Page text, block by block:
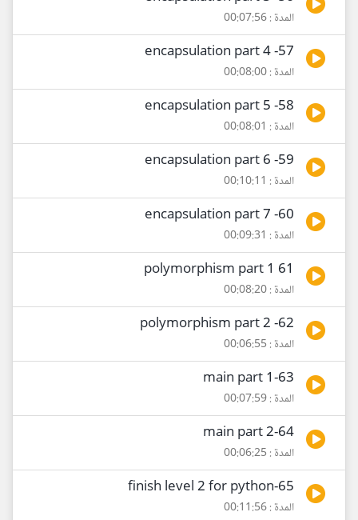
المدة : 00:07:56
57- encapsulation part 4
المدة : 00:08:00
58- encapsulation part 5
المدة : 00:08:01
59- encapsulation part 6
المدة : 00:10:11
60- encapsulation part 7
المدة : 00:09:31
61 polymorphism part 1
المدة : 00:08:20
62- polymorphism part 2
المدة : 00:06:55
63-main part 1
المدة : 00:07:59
64-main part 2
المدة : 00:06:25
65-finish level 2 for python
المدة : 00:11:56